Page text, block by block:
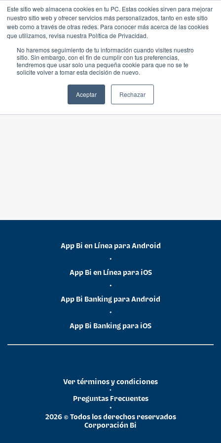
Este sitio web almacena cookies en tu PC. Estas cookies sirven para mejorar
nuestro sitio web y ofrecer servicios más personalizados, tanto en este sitio
web como a través de otras redes. Para conocer más acerca de las cookies
que utilizamos, revisa nuestra Política de Privacidad.
No haremos seguimiento de tu información cuando visites nuestro
sitio. Sin embargo, con el fin de cumplir con tus preferencias,
tendremos que usar solo una pequeña cookie para que no se te
solicite volver a tomar esta decisión de nuevo.
Aceptar Rechazar
App Bi en Línea para Android
•
App Bi en Línea para iOS
•
App Bi Banking para Android
•
App Bi Banking para iOS
2026 © Todos los derechos reservados
Corporación Bi
•
Preguntas Frecuentes
•
Ver términos y condiciones